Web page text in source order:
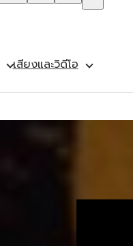
เสียงและวิดีโอ